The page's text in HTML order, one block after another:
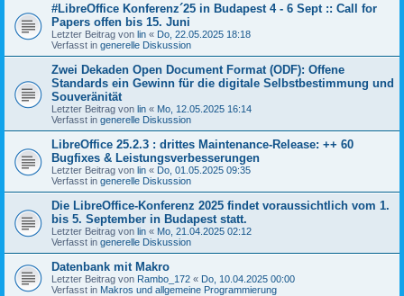
#LibreOffice Konferenz´25 in Budapest 4 - 6 Sept :: Call for
Papers offen bis 15. Juni
Letzter Beitrag von lin « Do, 22.05.2025 18:18
Verfasst in generelle Diskussion
Zwei Dekaden Open Document Format (ODF): Offene
Standards ein Gewinn für die digitale Selbstbestimmung und
Souveränität
Letzter Beitrag von lin « Mo, 12.05.2025 16:14
Verfasst in generelle Diskussion
LibreOffice 25.2.3 : drittes Maintenance-Release: ++ 60
Bugfixes & Leistungsverbesserungen
Letzter Beitrag von lin « Do, 01.05.2025 09:35
Verfasst in generelle Diskussion
Die LibreOffice-Konferenz 2025 findet voraussichtlich vom 1.
bis 5. September in Budapest statt.
Letzter Beitrag von lin « Mo, 21.04.2025 02:12
Verfasst in generelle Diskussion
Datenbank mit Makro
Letzter Beitrag von Rambo_172 « Do, 10.04.2025 00:00
Verfasst in Makros und allgemeine Programmierung